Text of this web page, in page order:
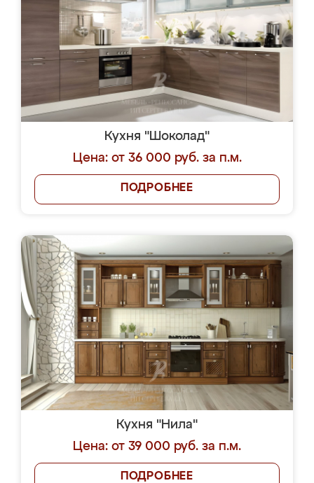
Кухня "Шоколад"
Цена: от 36 000 руб. за п.м.
ПОДРОБНЕЕ
Кухня "Нила"
Цена: от 39 000 руб. за п.м.
ПОДРОБНЕЕ